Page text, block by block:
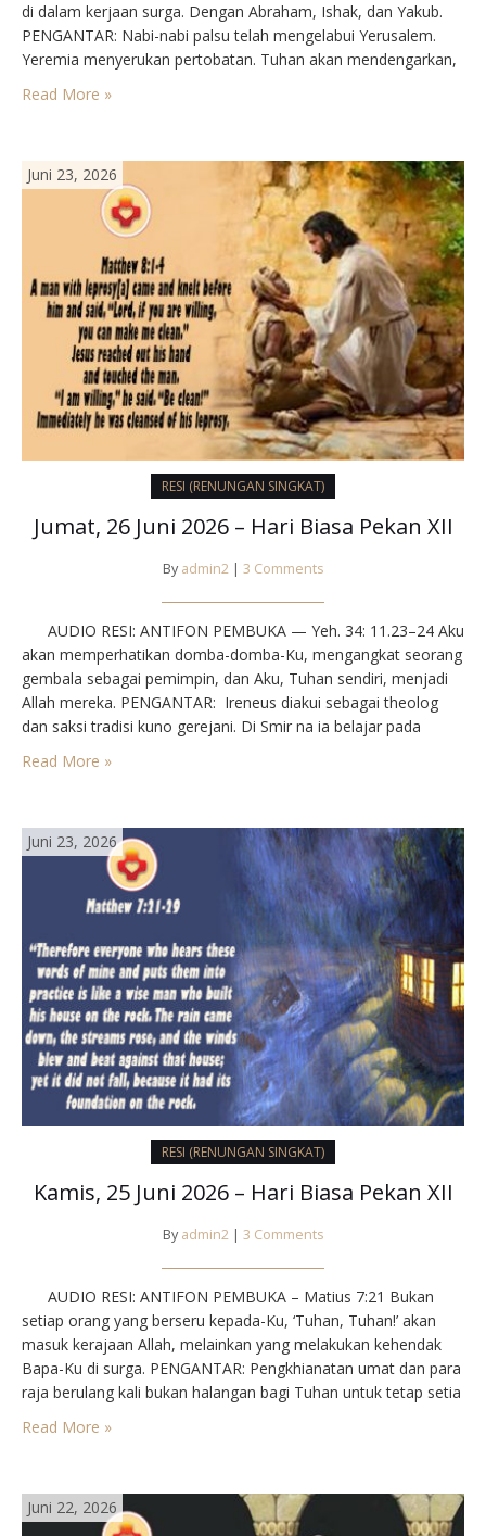
di dalam kerjaan surga. Dengan Abraham, Ishak, dan Yakub.
PENGANTAR: Nabi-nabi palsu telah mengelabui Yerusalem.
Yeremia menyerukan pertobatan. Tuhan akan mendengarkan,
asal ada penyesalan. Yesus membelokkan penyesalan itu ke
Read More »
Juni 23, 2026
RESI (RENUNGAN SINGKAT)
Jumat, 26 Juni 2026 – Hari Biasa Pekan XII
By admin2 | 3 Comments
AUDIO RESI: ANTIFON PEMBUKA — Yeh. 34: 11.23–24 Aku
akan memperhatikan domba-domba-Ku, mengangkat seorang
gembala sebagai pemimpin, dan Aku, Tuhan sendiri, menjadi
Allah mereka. PENGANTAR: Ireneus diakui sebagai theolog
dan saksi tradisi kuno gerejani. Di Smir na ia belajar pada
kemudian ia ke Perancis dan tahun 177 menggantikan
Read More »
Juni 23, 2026
RESI (RENUNGAN SINGKAT)
Kamis, 25 Juni 2026 – Hari Biasa Pekan XII
By admin2 | 3 Comments
AUDIO RESI: ANTIFON PEMBUKA – Matius 7:21 Bukan
setiap orang yang berseru kepada-Ku, ‘Tuhan, Tuhan!’ akan
masuk kerajaan Allah, melainkan yang melakukan kehendak
Bapa-Ku di surga. PENGANTAR: Pengkhianatan umat dan para
raja berulang kali bukan halangan bagi Tuhan untuk tetap setia
pada janji-Nya. Yesus membuka. kedok pengkhianatan itu.
‘Bukan setiap orang yang berseru kepada-Ku, Tuhan, Tuhan!’
Read More »
Juni 22, 2026